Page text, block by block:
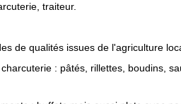
traiteur.
de qualités issues de l'agriculture
: pâtés, rillettes, boudins,